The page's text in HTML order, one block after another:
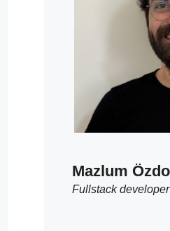
Mazlum
Fullstack developer